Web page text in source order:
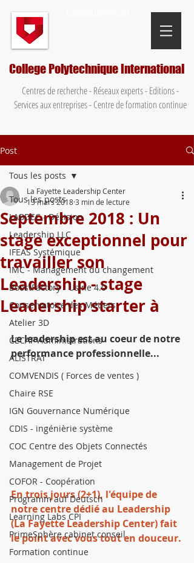
College Polytechnique International
Centres de recherche - Réseaux experts - Editions -
Services aux entreprises - Centre de formation continue
Post
Tous les posts
LABDEC - Décision
Leadership LLC
IFEAS Systémique
IMC - Management du changement
BoostFactory - Usine 4.0
Conservatoire des Métiers
Atelier 3D
CECAP Administrations
ALISTRAT
COMVENDIS ( Forces de ventes )
Chaire RSE
IGN Gouvernance Numérique
CDIS - ingénièrie système
COC Centre des Objets Connectés
Management de Projet
COFOR - Coopération
Programm auf Deutsch
Learning Labs CPI
PrimeSphère cabinet conseil
Formation continue
Tous les posts
Septembre 2018 : Un
stage exceptionnel pour
travailler son
Leadership - stage
Leadership starter à
La Fayette Leadership Center
13 mars 20183 min de lecture
Le leadership est au coeur de notre
performance professionnelle...
En trois jours (2+1), l'équipe de
notre centre dédié au Leadership
(La Fayette Leadership Center) fait
le point avec vous tout en douceur.